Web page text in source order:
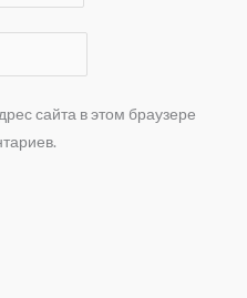
сайта в этом браузере